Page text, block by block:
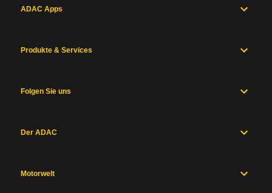
ADAC Apps
Produkte & Services
Folgen Sie uns
Der ADAC
Motorwelt